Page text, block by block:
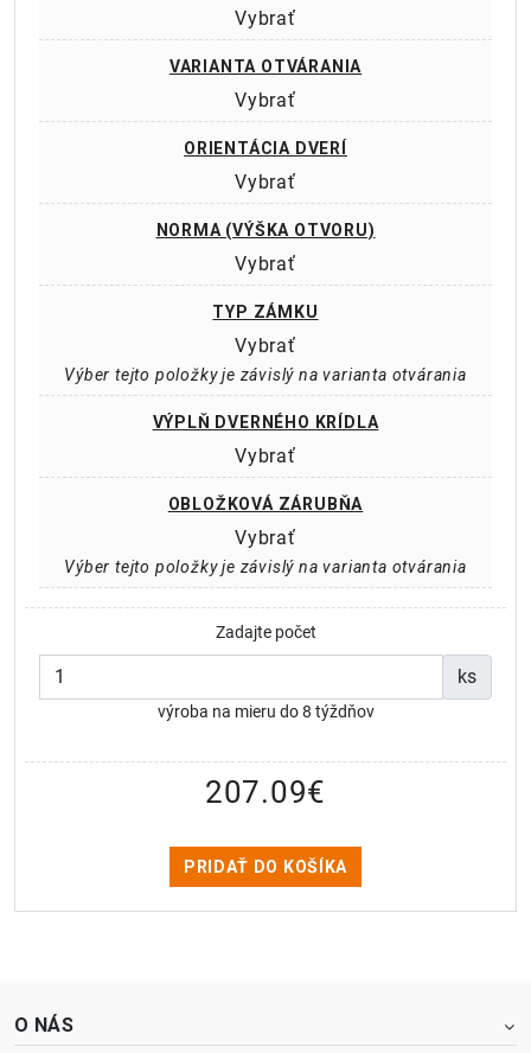
Vybrať
VARIANTA OTVÁRANIA
Vybrať
ORIENTÁCIA DVERÍ
Vybrať
NORMA (VÝŠKA OTVORU)
Vybrať
TYP ZÁMKU
Vybrať
Výber tejto položky je závislý na varianta otvárania
VÝPLŇ DVERNÉHO KRÍDLA
Vybrať
OBLOŽKOVÁ ZÁRUBŇA
Vybrať
Výber tejto položky je závislý na varianta otvárania
Zadajte počet
ks
výroba na mieru do 8 týždňov
207.09€
PRIDAŤ DO KOŠÍKA
O NÁS